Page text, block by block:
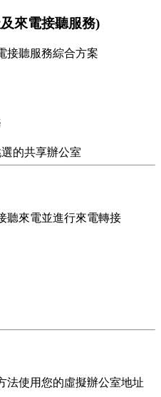
來電接聽服務)
接聽服務綜合方案
的共享辦公室
聽來電並進行來電轉接
法使用您的虛擬辦公室地址